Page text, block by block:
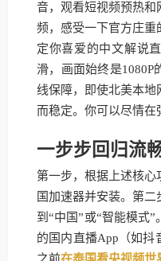
音，观看短视频预热
频，感受一下官方庄重
定你喜爱的中文解说
滑，画面始终是1080P
线保障，即使北美本
而稳定。你可以尽情在
一步步回归流
第一步，根据上述核心
国加速器并安装。第
到“中国”或“智能模式
的国内直播App（如抖